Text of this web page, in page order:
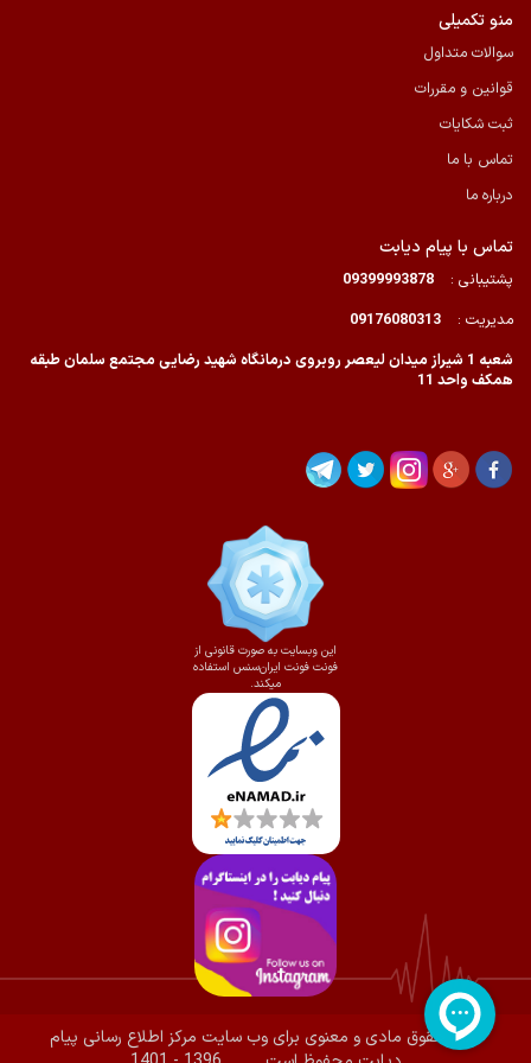
منو تکمیلی
سوالات متداول
قوانین و مقررات
ثبت شکایات
تماس با ما
درباره ما
تماس با پیام دیابت
پشتیبانی :
09399993878
مدیریت :
09176080313
شعبه 1 شیراز میدان لیعصر روبروی درمانگاه شهید رضایی مجتمع سلمان طبقه
همکف واحد 11
این وبسایت به صورت قانونی از
فونت فونت ایران‌سنس استفاده
میکند.
تمام حقوق مادی و معنوی برای وب سایت مرکز اطلاع رسانی پیام